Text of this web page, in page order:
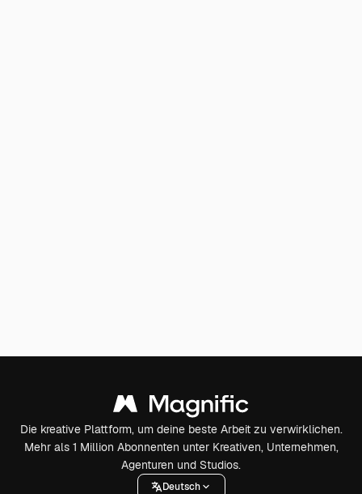
Die kreative Plattform, um deine beste Arbeit zu verwirklichen.
Mehr als 1 Million Abonnenten unter Kreativen, Unternehmen,
Agenturen und Studios.
Deutsch